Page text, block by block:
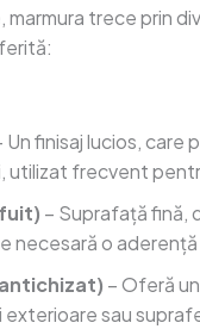
marmura trece prin
Un finisaj lucios, care
utilizat frecvent
– Suprafață fină,
necesară o aderență
– Oferă
exterioare sau